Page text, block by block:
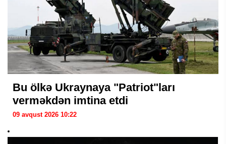
Bu ölkə Ukraynaya "Patriot"ları
verməkdən imtina etdi
09 avqust 2026 10:22